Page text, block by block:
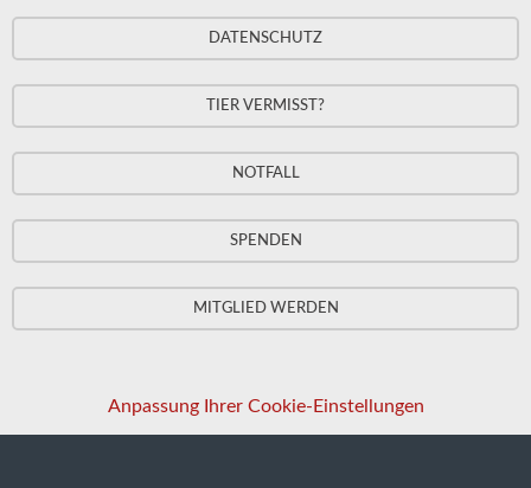
DATENSCHUTZ
TIER VERMISST?
NOTFALL
SPENDEN
MITGLIED WERDEN
Anpassung Ihrer Cookie-Einstellungen